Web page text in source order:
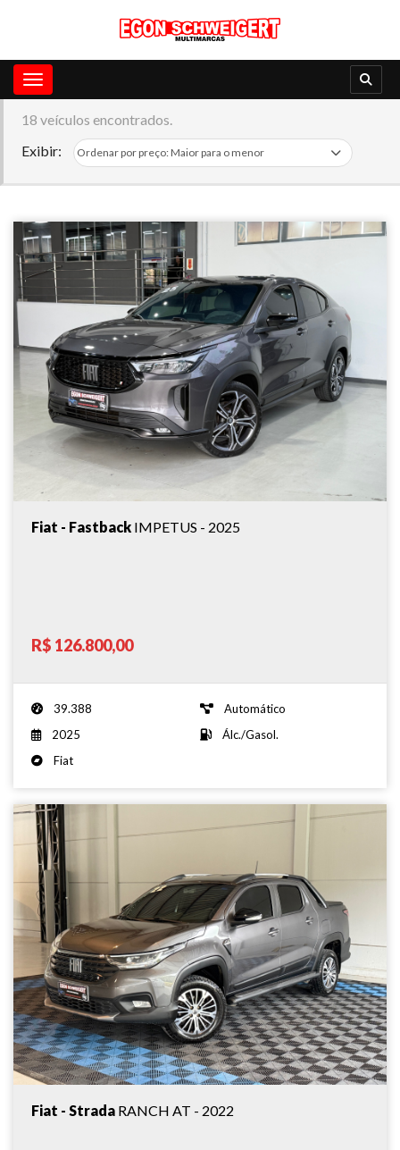
Toggle navigation
18 veículos encontrados.
Exibir:
Fiat - Fastback IMPETUS - 2025
R$ 126.800,00
39.388
Automático
2025
Álc./Gasol.
Fiat
Fiat - Strada RANCH AT - 2022